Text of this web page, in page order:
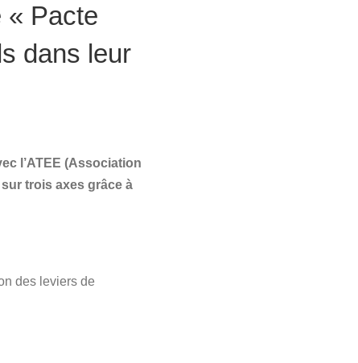
« Pacte
dans leur
l’ATEE (Association
trois axes grâce à
des leviers de